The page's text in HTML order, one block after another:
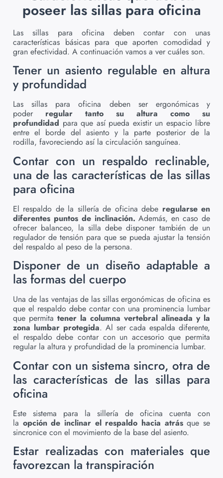
poseer las sillas para oficina
Las sillas para oficina deben contar con unas
características básicas para que aporten comodidad y
gran efectividad. A continuación vamos a ver cuáles son.
Tener un asiento regulable en altura
y profundidad
Las sillas para oficina deben ser ergonómicas y
poder regular tanto su altura como su
profundidad para que así pueda existir un espacio libre
entre el borde del asiento y la parte posterior de la
rodilla, favoreciendo así la circulación sanguínea.
Contar con un respaldo reclinable,
una de las características de las sillas
para oficina
El respaldo de la sillería de oficina debe regularse en
diferentes puntos de inclinación. Además, en caso de
ofrecer balanceo, la silla debe disponer también de un
regulador de tensión para que se pueda ajustar la tensión
del respaldo al peso de la persona.
Disponer de un diseño adaptable a
las formas del cuerpo
Una de las ventajas de las sillas ergonómicas de oficina es
que el respaldo debe contar con una prominencia lumbar
que permita tener la columna vertebral alineada y la
zona lumbar protegida. Al ser cada espalda diferente,
el respaldo debe contar con un accesorio que permita
regular la altura y profundidad de la prominencia lumbar.
Contar con un sistema sincro, otra de
las características de las sillas para
oficina
Este sistema para la sillería de oficina cuenta con
la opción de inclinar el respaldo hacia atrásque se
sincronice con el movimiento de la base del asiento.
Estar realizadas con materiales que
favorezcan la transpiración